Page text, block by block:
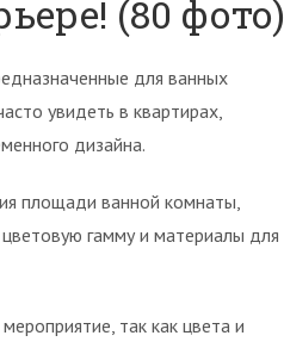
(80 фото)
для ванных
увидеть в квартирах,
дизайна.
площади ванной комнаты,
гамму и материалы для
так как цвета и